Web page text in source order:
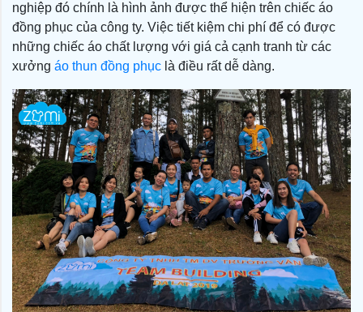
nghiệp đó chính là hình ảnh được thể hiện trên chiếc áo
đồng phục của công ty. Việc tiết kiệm chi phí để có được
những chiếc áo chất lượng với giá cả cạnh tranh từ các
xưởng áo thun đồng phục là điều rất dễ dàng.